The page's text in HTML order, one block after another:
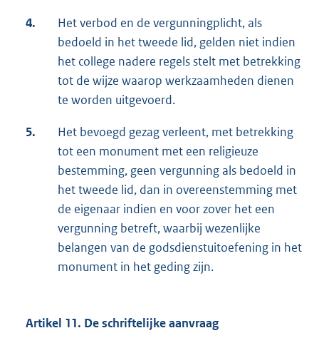
4.
Het verbod en de vergunningplicht, als
bedoeld in het tweede lid, gelden niet indien
het college nadere regels stelt met betrekking
tot de wijze waarop werkzaamheden dienen
te worden uitgevoerd.
5.
Het bevoegd gezag verleent, met betrekking
tot een monument met een religieuze
bestemming, geen vergunning als bedoeld in
het tweede lid, dan in overeenstemming met
de eigenaar indien en voor zover het een
vergunning betreft, waarbij wezenlijke
belangen van de godsdienstuitoefening in het
monument in het geding zijn.
Artikel 11. De schriftelijke aanvraag